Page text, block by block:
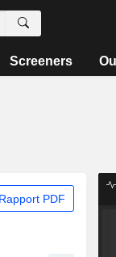
Screeners
Rapport PDF